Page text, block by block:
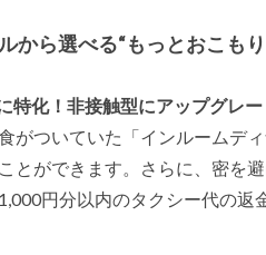
から選べる“もっとおこも
特化！非接触型にアップグレ
がついていた「インルームデ
とができます。さらに、密を
円分以内のタクシー代の